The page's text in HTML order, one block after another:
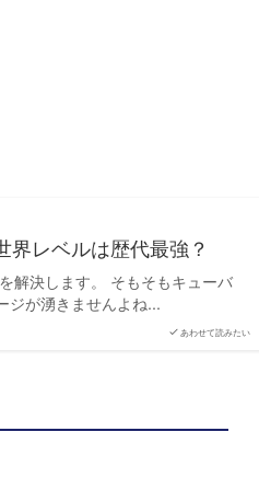
あわせて読みたい
レベルは歴代最強？
解決します。 そもそもキューバ
ジが湧きませんよね...